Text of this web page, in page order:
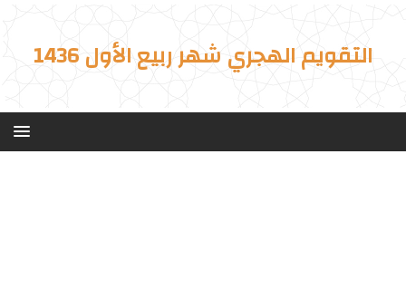
التقويم الهجري شهر ربيع الأول 1436